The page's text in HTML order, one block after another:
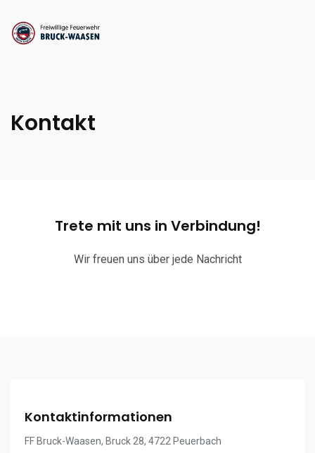
Kontakt
Trete mit uns in Verbindung!
Wir freuen uns über jede Nachricht
Kontaktinformationen
FF Bruck-Waasen, Bruck 28, 4722 Peuerbach